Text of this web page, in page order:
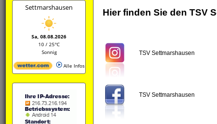
Hier finden Sie den TSV
TSV Settmarshausen
TSV Settmarshausen
Settmarshausen
Sa, 08.08.2026
10 / 25°C
Sonnig
Alle Infos